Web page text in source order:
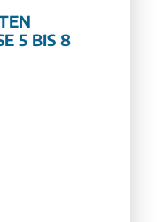
5 BIS 8